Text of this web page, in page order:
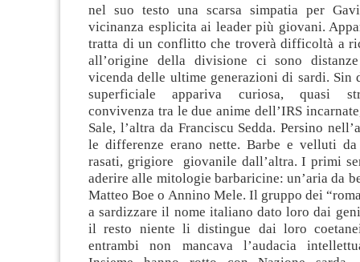
nel suo testo una scarsa simpatia per
vicinanza esplicita ai leader più giovani.
tratta di un conflitto che troverà difficoltà a
all’origine della divisione ci sono
vicenda delle ultime generazioni di sardi. Sin
superficiale appariva curiosa, quasi
convivenza tra le due anime dell’IRS
Sale, l’altra da Franciscu Sedda. Persino
le differenze erano nette. Barbe e velluti
rasati, grigiore giovanile dall’altra. I primi
aderire alle mitologie barbaricine: un’aria da
Matteo Boe o Annino Mele. Il gruppo dei
a sardizzare il nome italiano dato loro dai
il resto niente li distingue dai loro
entrambi non mancava l’audacia